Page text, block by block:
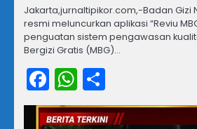
Jakarta,jurnaltipikor.com,-Badan Gizi
resmi meluncurkan aplikasi “Reviu
penguatan sistem pengawasan
Bergizi Gratis (MBG)…
Facebook
WhatsApp